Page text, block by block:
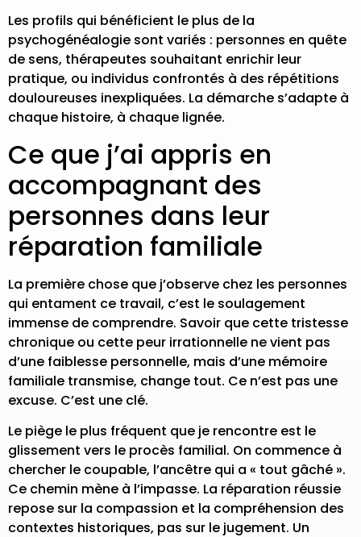
Les profils qui bénéficient le plus de la
psychogénéalogie sont variés : personnes en quête
de sens, thérapeutes souhaitant enrichir leur
pratique, ou individus confrontés à des répétitions
douloureuses inexpliquées. La démarche s’adapte à
chaque histoire, à chaque lignée.
Ce que j’ai appris en
accompagnant des
personnes dans leur
réparation familiale
La première chose que j’observe chez les personnes
qui entament ce travail, c’est le soulagement
immense de comprendre. Savoir que cette tristesse
chronique ou cette peur irrationnelle ne vient pas
d’une faiblesse personnelle, mais d’une mémoire
familiale transmise, change tout. Ce n’est pas une
excuse. C’est une clé.
Le piège le plus fréquent que je rencontre est le
glissement vers le procès familial. On commence à
chercher le coupable, l’ancêtre qui a « tout gâché ».
Ce chemin mène à l’impasse. La réparation réussie
repose sur la compassion et la compréhension des
contextes historiques, pas sur le jugement. Un